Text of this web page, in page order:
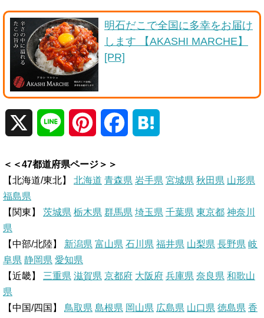
明石だこで全国に多幸をお届け
します 【AKASHI MARCHE】
[PR]
n n
s
c
k
t
＜＜47都道府県ページ＞＞
【北海道/東北】 北海道 青森県 岩手県 宮城県 秋田県 山形県
福島県
【関東】 茨城県 栃木県 群馬県 埼玉県 千葉県 東京都 神奈川
県
【中部/北陸】 新潟県 富山県 石川県 福井県 山梨県 長野県 岐
阜県 静岡県 愛知県
【近畿】 三重県 滋賀県 京都府 大阪府 兵庫県 奈良県 和歌山
県
【中国/四国】 鳥取県 島根県 岡山県 広島県 山口県 徳島県 香